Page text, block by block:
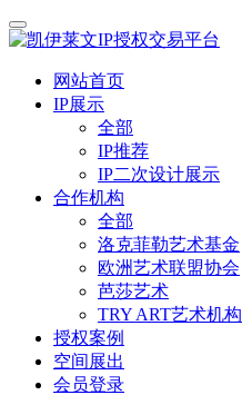
网站首页
IP展示
全部
IP推荐
IP二次设计展示
合作机构
全部
洛克菲勒艺术基金
欧洲艺术联盟协会
芭莎艺术
TRY ART艺术机构
授权案例
空间展出
会员登录